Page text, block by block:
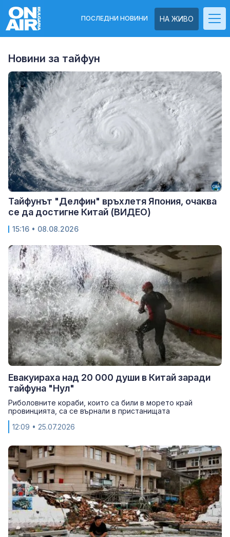
НА ЖИВО
ПОСЛЕДНИ НОВИНИ
Новини за тайфун
Тайфунът "Делфин" връхлетя Япония, очаква
се да достигне Китай (ВИДЕО)
15:16 • 08.08.2026
Евакуираха над 20 000 души в Китай заради
тайфуна "Нул"
Риболовните кораби, които са били в морето край
провинцията, са се върнали в пристанищата
12:09 • 25.07.2026